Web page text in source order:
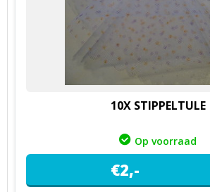
10X STIPPELTULE
Op voorraad
€2,-